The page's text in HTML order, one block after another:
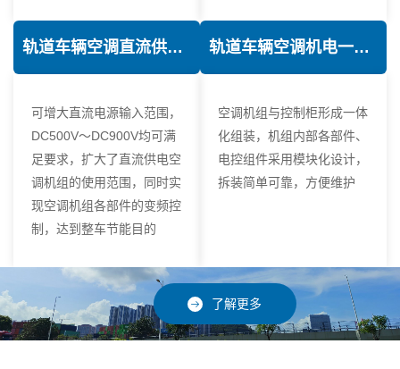
轨道车辆空调直流供电技术
可增大直流电源输入范围，
DC500V～DC900V均可满
足要求，扩大了直流供电空
调机组的使用范围，同时实
现空调机组各部件的变频控
制，达到整车节能目的
轨道车辆空调机电一体化技术
空调机组与控制柜形成一体
化组装，机组内部各部件、
电控组件采用模块化设计，
拆装简单可靠，方便维护
了解更多